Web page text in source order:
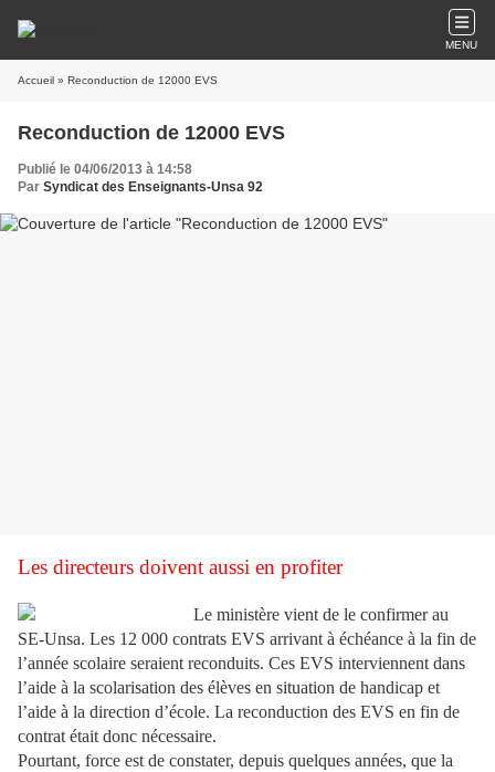
MENU
Accueil » Reconduction de 12000 EVS
Reconduction de 12000 EVS
Publié le 04/06/2013 à 14:58
Par Syndicat des Enseignants-Unsa 92
Les directeurs doivent aussi en profiter
Le ministère vient de le confirmer au
SE-Unsa. Les 12 000 contrats EVS arrivant à échéance à la fin de
l’année scolaire seraient reconduits. Ces EVS interviennent dans
l’aide à la scolarisation des élèves en situation de handicap et
l’aide à la direction d’école. La reconduction des EVS en fin de
contrat était donc nécessaire.
Pourtant, force est de constater, depuis quelques années, que la